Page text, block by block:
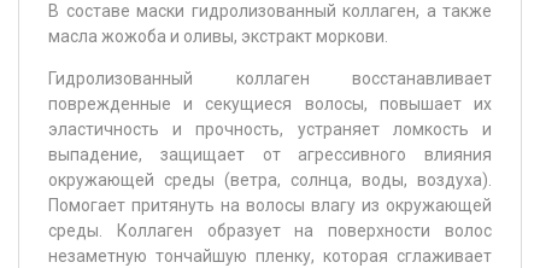
В составе маски гидролизованный коллаген, а также
масла жожоба и оливы, экстракт моркови.
Гидролизованный коллаген восстанавливает
поврежденные и секущиеся волосы, повышает их
эластичность и прочность, устраняет ломкость и
выпадение, защищает от агрессивного влияния
окружающей среды (ветра, солнца, воды, воздуха).
Помогает притянуть на волосы влагу из окружающей
среды. Коллаген образует на поверхности волос
незаметную тончайшую пленку, которая сглаживает